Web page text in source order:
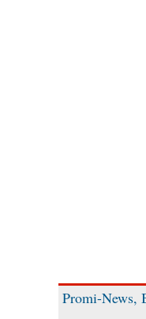
Promi-News,